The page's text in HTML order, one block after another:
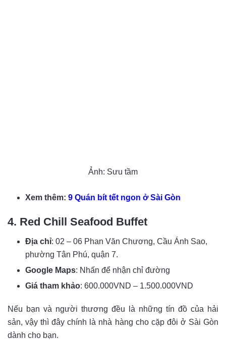
Ảnh: Sưu tầm
Xem thêm: 9 Quán bít tết ngon ở Sài Gòn
4. Red Chill Seafood Buffet
Địa chỉ: 02 – 06 Phan Văn Chương, Cầu Ánh Sao,
phường Tân Phú, quận 7.
Google Maps: Nhấn để nhận chỉ đường
Giá tham khảo: 600.000VND – 1.500.000VND
Nếu bạn và người thương đều là những tín đồ của hải
sản, vậy thì đây chính là nhà hàng cho cặp đôi ở Sài Gòn
dành cho bạn.